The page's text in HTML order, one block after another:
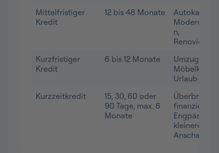
Mittelfristiger
Kredit
12 bis 48 Monate
Autokauf,
n,
Kurzfristiger
Kredit
6 bis 12 Monate
Umzug,
Möbelkauf,
Urlaub
Kurzzeitkredit
15, 30, 60 oder
90 Tage, max. 6
Monate
finanzieller
Engpässe,
kleinere